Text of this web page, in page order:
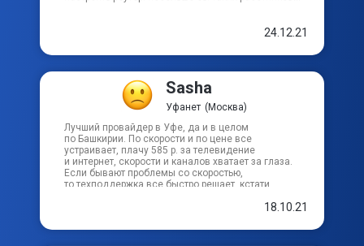
24.12.21
Sasha
Уфанет (Москва)
Лучший провайдер в Уфе, да и в целом
по Башкирии. По скорости и по цене все
устраивает, плачу 585 р. за телевидение
и интернет, скорости и каналов хватает за глаза.
Если бывают проблемы со скоростью,
то техподдержка все быстро решает, кстати,
18.10.21